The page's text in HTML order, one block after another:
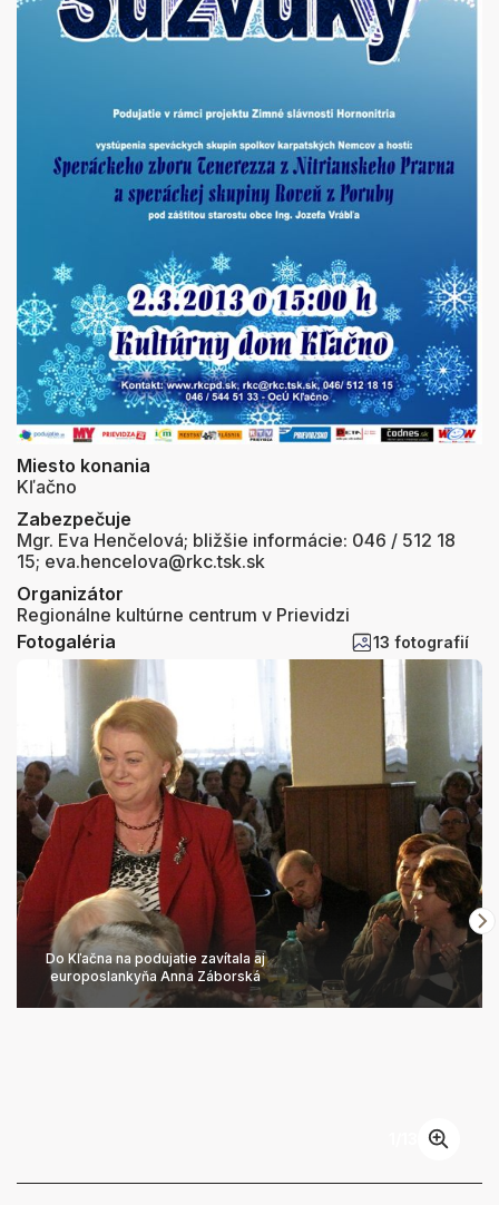
Miesto konania
Kľačno
Zabezpečuje
Mgr. Eva Henčelová; bližšie informácie: 046 / 512 18
15; eva.hencelova@rkc.tsk.sk
Organizátor
Regionálne kultúrne centrum v Prievidzi
Fotogaléria
13 fotografií
Do Kľačna na podujatie zavítala aj
europoslankyňa Anna Záborská